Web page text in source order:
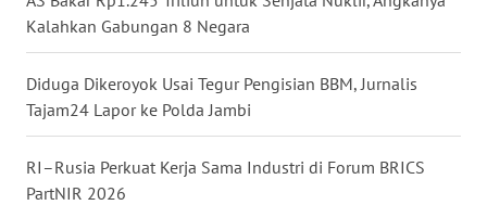
Kalahkan Gabungan 8 Negara
Diduga Dikeroyok Usai Tegur Pengisian BBM, Jurnalis
Tajam24 Lapor ke Polda Jambi
RI–Rusia Perkuat Kerja Sama Industri di Forum BRICS
PartNIR 2026
WN
NUSANTARA
WN
WN